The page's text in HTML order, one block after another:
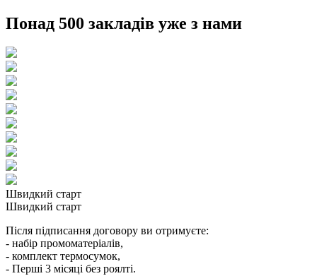
Понад 500 закладів уже з нами
Швидкий старт
Швидкий старт
Після підписання договору ви отримуєте:
- набір промоматеріалів,
- комплект термосумок,
- Перші 3 місяці без роялті.